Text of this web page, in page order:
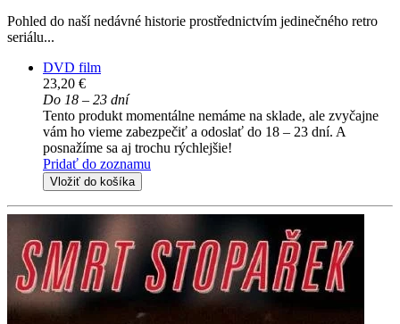
Pohled do naší nedávné historie prostřednictvím jedinečného retro
seriálu...
DVD film
23,20 €
Do 18 – 23 dní
Tento produkt momentálne nemáme na sklade, ale zvyčajne
vám ho vieme zabezpečiť a odoslať do 18 – 23 dní. A
posnažíme sa aj trochu rýchlejšie!
Pridať do zoznamu
Vložiť do košíka